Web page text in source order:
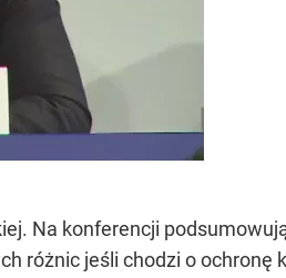
Na konferencji
różnic jeśli chodzi o